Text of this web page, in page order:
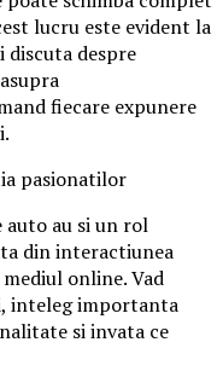
lucru este evident la
despre
fiecare expunere
pasionatilor
auto au si un rol
din interactiunea
online. Vad
inteleg importanta
si invata ce